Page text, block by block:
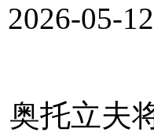
2026-05-